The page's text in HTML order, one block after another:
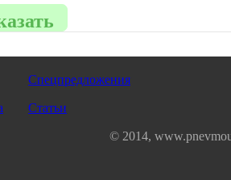
Спецпредложения
Статьи
© 2014,